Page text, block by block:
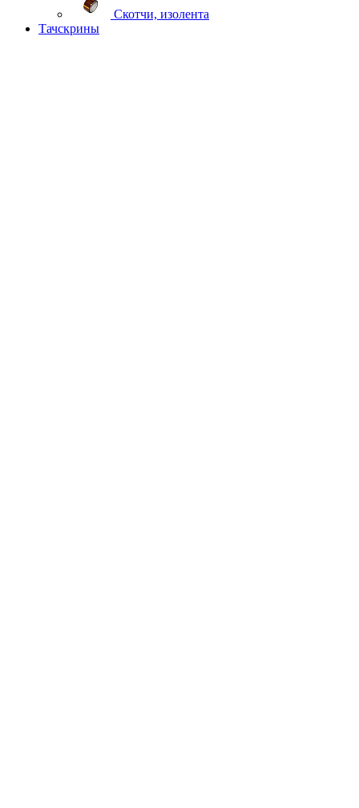
Скотчи, изолента
Тачскрины